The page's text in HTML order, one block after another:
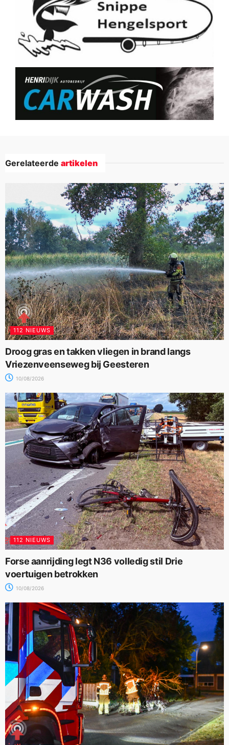
Gerelateerde artikelen
112 NIEUWS
Droog gras en takken vliegen in brand langs
Vriezenveenseweg bij Geesteren
10/08/2026
112 NIEUWS
Forse aanrijding legt N36 volledig stil Drie
voertuigen betrokken
10/08/2026